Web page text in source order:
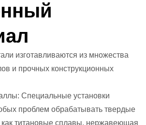
изготавливаются из множества
и прочных конструкционных
Специальные установки
проблем обрабатывать твердые
как титановые сплавы, нержавеющая